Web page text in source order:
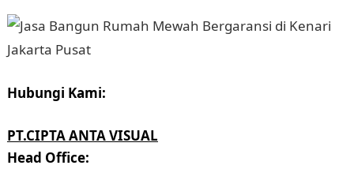
Hubungi Kami:
PT.CIPTA ANTA VISUAL
Head Office: